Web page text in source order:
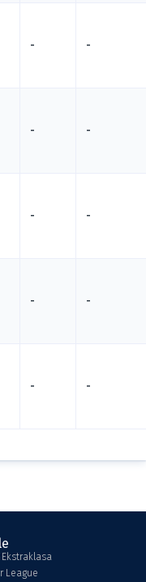
- -
- -
- -
- -
- -
Ekstraklasa
League